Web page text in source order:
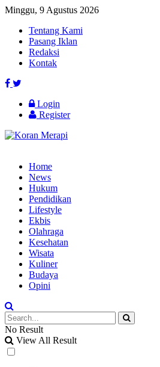
Minggu, 9 Agustus 2026
Tentang Kami
Pasang Iklan
Redaksi
Kontak
Login
Register
Home
News
Hukum
Pendidikan
Lifestyle
Ekbis
Olahraga
Kesehatan
Wisata
Kuliner
Budaya
Opini
No Result
View All Result